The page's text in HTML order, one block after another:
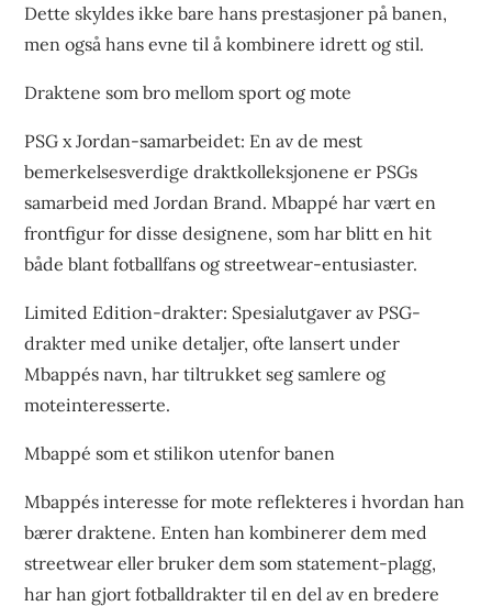
Dette skyldes ikke bare hans prestasjoner på banen,
men også hans evne til å kombinere idrett og stil.
Draktene som bro mellom sport og mote
PSG x Jordan-samarbeidet: En av de mest
bemerkelsesverdige draktkolleksjonene er PSGs
samarbeid med Jordan Brand. Mbappé har vært en
frontfigur for disse designene, som har blitt en hit
både blant fotballfans og streetwear-entusiaster.
Limited Edition-drakter: Spesialutgaver av PSG-
drakter med unike detaljer, ofte lansert under
Mbappés navn, har tiltrukket seg samlere og
moteinteresserte.
Mbappé som et stilikon utenfor banen
Mbappés interesse for mote reflekteres i hvordan han
bærer draktene. Enten han kombinerer dem med
streetwear eller bruker dem som statement-plagg,
har han gjort fotballdrakter til en del av en bredere